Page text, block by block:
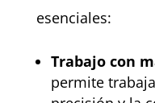
esenciales:
Trabajo con
permite